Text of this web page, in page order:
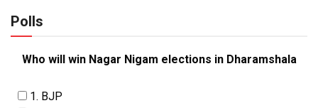
Polls
Who will win Nagar Nigam elections in Dharamshala
1. BJP